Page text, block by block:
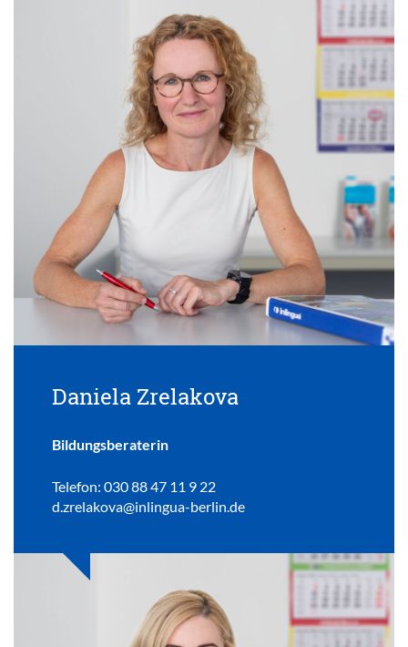
Daniela Zrelakova
Bildungsberaterin
Telefon: 030 88 47 11 9 22
d.zrelakova@inlingua-berlin.de